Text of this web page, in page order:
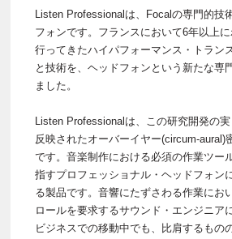
Listen Professionalは、Focalの専門的技
フォンです。フランスにおいて6年以上
行ってきたハイパフォーマンス・トラン
と技術を、ヘッドフォンという新たな専
ました。
Listen Professionalは、この研究開発の
反映されたオーバーイヤー(circum-aural)
です。音楽制作における必須の作業ツー
指すプロフェッショナル・ヘッドフォン
る製品です。音響にたずさわる作業にお
ロールを要求するサウンド・エンジニア
ビジネスでの移動中でも、比肩するもの